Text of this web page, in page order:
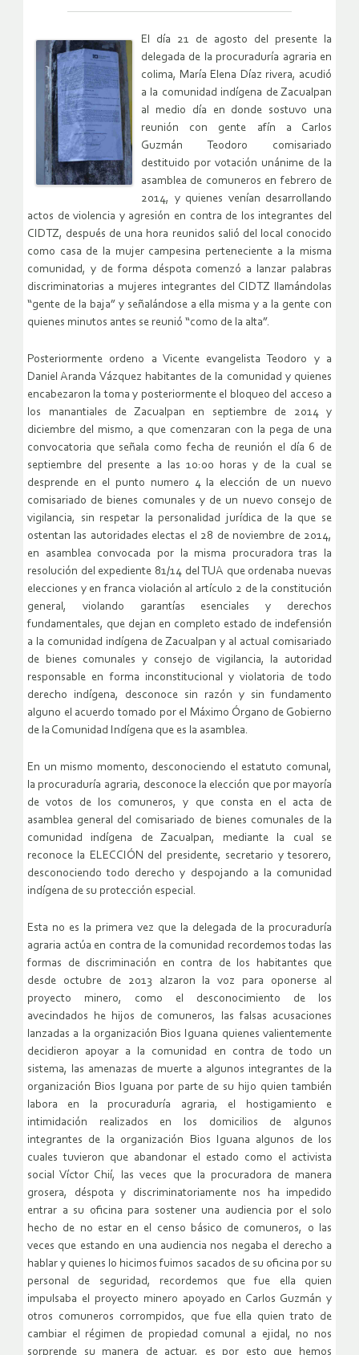
El día 21 de agosto del presente la
delegada de la procuraduría agraria en
colima, María Elena Díaz rivera, acudió
a la comunidad indígena de Zacualpan
al medio día en donde sostuvo una
reunión con gente afín a Carlos
Guzmán Teodoro comisariado
destituido por votación unánime de la
asamblea de comuneros en febrero de
2014, y quienes venían desarrollando
actos de violencia y agresión en contra de los integrantes del
CIDTZ, después de una hora reunidos salió del local conocido
como casa de la mujer campesina perteneciente a la misma
comunidad, y de forma déspota comenzó a lanzar palabras
discriminatorias a mujeres integrantes del CIDTZ llamándolas
“gente de la baja” y señalándose a ella misma y a la gente con
quienes minutos antes se reunió “como de la alta”.
Posteriormente ordeno a Vicente evangelista Teodoro y a
Daniel Aranda Vázquez habitantes de la comunidad y quienes
encabezaron la toma y posteriormente el bloqueo del acceso a
los manantiales de Zacualpan en septiembre de 2014 y
diciembre del mismo, a que comenzaran con la pega de una
convocatoria que señala como fecha de reunión el día 6 de
septiembre del presente a las 10:00 horas y de la cual se
desprende en el punto numero 4 la elección de un nuevo
comisariado de bienes comunales y de un nuevo consejo de
vigilancia, sin respetar la personalidad jurídica de la que se
ostentan las autoridades electas el 28 de noviembre de 2014,
en asamblea convocada por la misma procuradora tras la
resolución del expediente 81/14 del TUA que ordenaba nuevas
elecciones y en franca violación al artículo 2 de la constitución
general, violando garantías esenciales y derechos
fundamentales, que dejan en completo estado de indefensión
a la comunidad indígena de Zacualpan y al actual comisariado
de bienes comunales y consejo de vigilancia, la autoridad
responsable en forma inconstitucional y violatoria de todo
derecho indígena, desconoce sin razón y sin fundamento
alguno el acuerdo tomado por el Máximo Órgano de Gobierno
de la Comunidad Indígena que es la asamblea.
En un mismo momento, desconociendo el estatuto comunal,
la procuraduría agraria, desconoce la elección que por mayoría
de votos de los comuneros, y que consta en el acta de
asamblea general del comisariado de bienes comunales de la
comunidad indígena de Zacualpan, mediante la cual se
reconoce la ELECCIÓN del presidente, secretario y tesorero,
desconociendo todo derecho y despojando a la comunidad
indígena de su protección especial.
Esta no es la primera vez que la delegada de la procuraduría
agraria actúa en contra de la comunidad recordemos todas las
formas de discriminación en contra de los habitantes que
desde octubre de 2013 alzaron la voz para oponerse al
proyecto minero, como el desconocimiento de los
avecindados he hijos de comuneros, las falsas acusaciones
lanzadas a la organización Bios Iguana quienes valientemente
decidieron apoyar a la comunidad en contra de todo un
sistema, las amenazas de muerte a algunos integrantes de la
organización Bios Iguana por parte de su hijo quien también
labora en la procuraduría agraria, el hostigamiento e
intimidación realizados en los domicilios de algunos
integrantes de la organización Bios Iguana algunos de los
cuales tuvieron que abandonar el estado como el activista
social Víctor Chií, las veces que la procuradora de manera
grosera, déspota y discriminatoriamente nos ha impedido
entrar a su oficina para sostener una audiencia por el solo
hecho de no estar en el censo básico de comuneros, o las
veces que estando en una audiencia nos negaba el derecho a
hablar y quienes lo hicimos fuimos sacados de su oficina por su
personal de seguridad, recordemos que fue ella quien
impulsaba el proyecto minero apoyado en Carlos Guzmán y
otros comuneros corrompidos, que fue ella quien trato de
cambiar el régimen de propiedad comunal a ejidal, no nos
sorprende su manera de actuar, es por esto que hemos